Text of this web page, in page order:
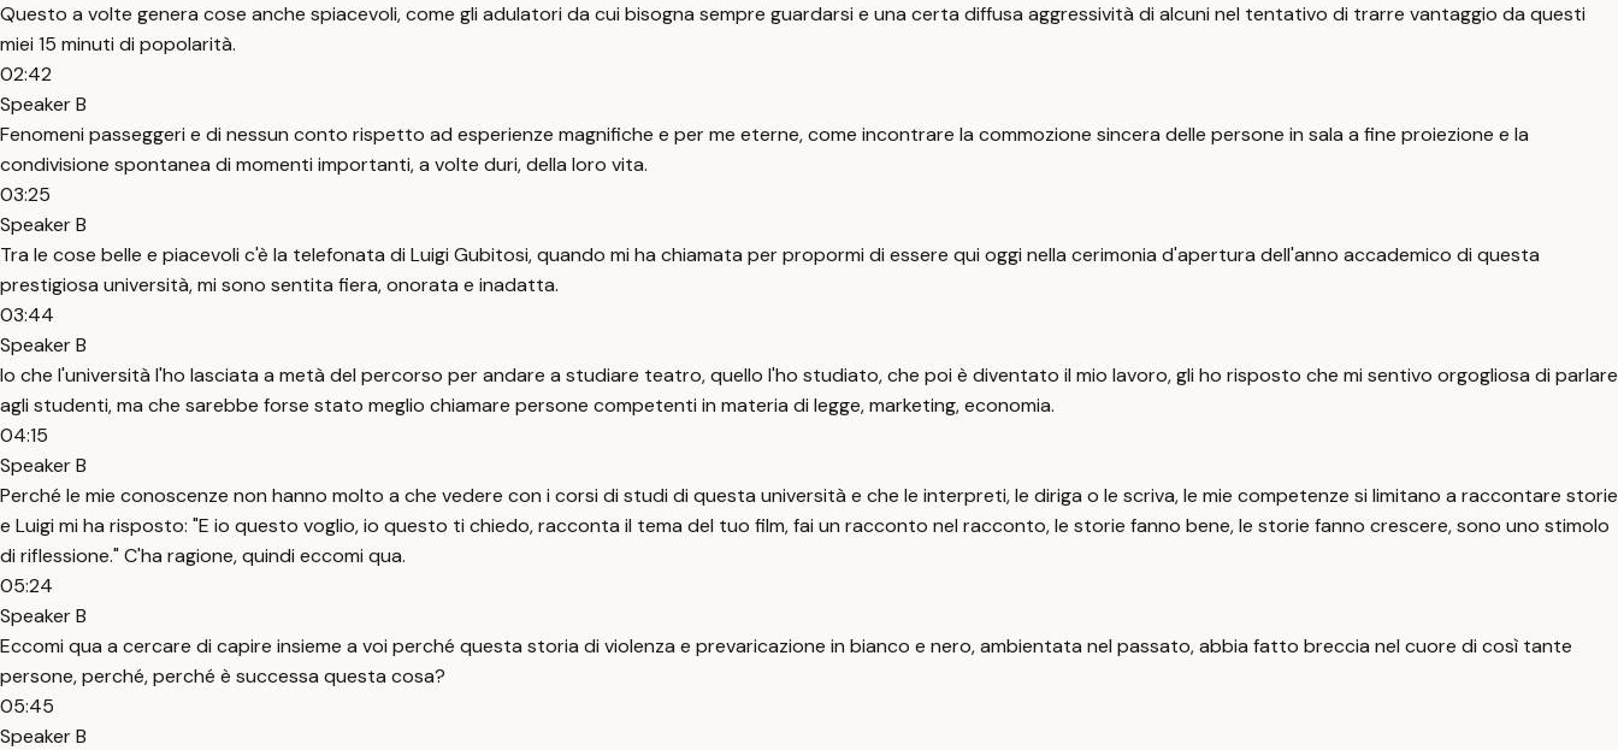
Questo a volte genera cose anche spiacevoli, come gli adulatori da cui bisogna sempre guardarsi e una certa diffusa aggressività di alcuni nel tentativo di trarre vantaggio da questi
miei 15 minuti di popolarità.
02:42
Speaker B
Fenomeni passeggeri e di nessun conto rispetto ad esperienze magnifiche e per me eterne, come incontrare la commozione sincera delle persone in sala a fine proiezione e la
condivisione spontanea di momenti importanti, a volte duri, della loro vita.
03:25
Speaker B
Tra le cose belle e piacevoli c'è la telefonata di Luigi Gubitosi, quando mi ha chiamata per propormi di essere qui oggi nella cerimonia d'apertura dell'anno accademico di questa
prestigiosa università, mi sono sentita fiera, onorata e inadatta.
03:44
Speaker B
Io che l'università l'ho lasciata a metà del percorso per andare a studiare teatro, quello l'ho studiato, che poi è diventato il mio lavoro, gli ho risposto che mi sentivo orgogliosa di parlare
agli studenti, ma che sarebbe forse stato meglio chiamare persone competenti in materia di legge, marketing, economia.
04:15
Speaker B
Perché le mie conoscenze non hanno molto a che vedere con i corsi di studi di questa università e che le interpreti, le diriga o le scriva, le mie competenze si limitano a raccontare storie
e Luigi mi ha risposto: "E io questo voglio, io questo ti chiedo, racconta il tema del tuo film, fai un racconto nel racconto, le storie fanno bene, le storie fanno crescere, sono uno stimolo
di riflessione." C'ha ragione, quindi eccomi qua.
05:24
Speaker B
Eccomi qua a cercare di capire insieme a voi perché questa storia di violenza e prevaricazione in bianco e nero, ambientata nel passato, abbia fatto breccia nel cuore di così tante
persone, perché, perché è successa questa cosa?
05:45
Speaker B